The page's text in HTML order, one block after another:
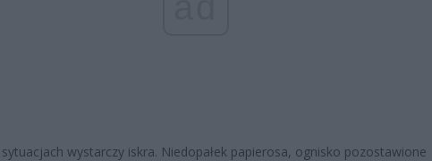
wystarczy iskra. Niedopałek papierosa, ognisko pozostawione